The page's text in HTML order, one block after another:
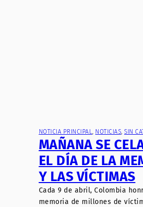
NOTICIA PRINCIPAL, NOTICIAS, SIN
MAÑANA SE
EL DÍA DE LA
Y LAS VÍCTIMAS
Cada 9 de abril, Colombia
memoria de millones de